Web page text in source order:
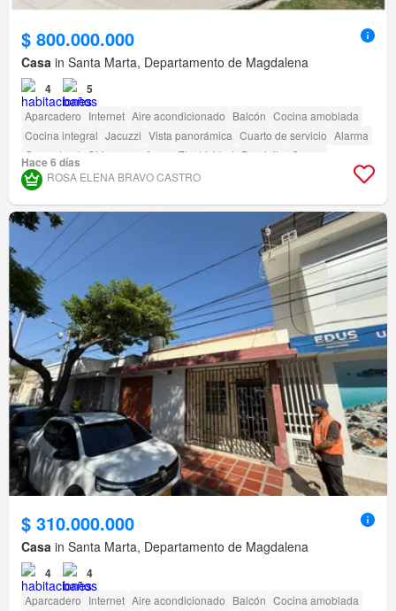
$ 800.000.000
Casa in Santa Marta, Departamento de Magdalena
4 5
Aparcadero Internet Aire acondicionado Balcón Cocina amoblada
Cocina integral Jacuzzi Vista panorámica Cuarto de servicio Alarma
Gas natural
Chimenea Agua Electricidad Depósito Sauna
Hace 6 días
ROSA ELENA BRAVO CASTRO
$ 310.000.000
Casa in Santa Marta, Departamento de Magdalena
4 4
Aparcadero Internet Aire acondicionado Balcón Cocina amoblada